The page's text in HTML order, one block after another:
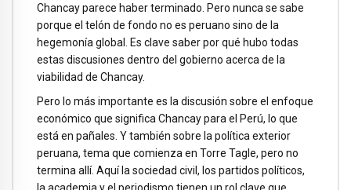
Chancay parece haber terminado. Pero nunca se sabe
porque el telón de fondo no es peruano sino de la
hegemonía global. Es clave saber por qué hubo todas
estas discusiones dentro del gobierno acerca de la
viabilidad de Chancay.
Pero lo más importante es la discusión sobre el enfoque
económico que significa Chancay para el Perú, lo que
está en pañales. Y también sobre la política exterior
peruana, tema que comienza en Torre Tagle, pero no
termina allí. Aquí la sociedad civil, los partidos políticos,
la academia y el periodismo tienen un rol clave que